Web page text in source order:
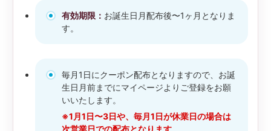
有効期限： お誕生日月配布後〜1ヶ月となりま
す。
毎月1日にクーポン配布となりますので、お誕
生日月前までにマイページよりご登録をお願
いいたします。
※1月1日〜3日や、毎月1日が休業日の場合は